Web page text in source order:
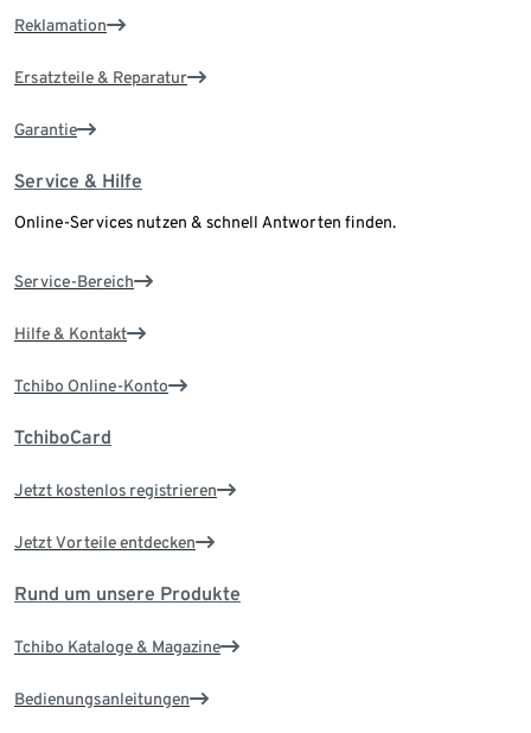
Reklamation
Ersatzteile & Reparatur
Garantie
Service & Hilfe
Online-Services nutzen & schnell Antworten finden.
Service-Bereich
Hilfe & Kontakt
Tchibo Online-Konto
TchiboCard
Jetzt kostenlos registrieren
Jetzt Vorteile entdecken
Rund um unsere Produkte
Tchibo Kataloge & Magazine
Bedienungsanleitungen